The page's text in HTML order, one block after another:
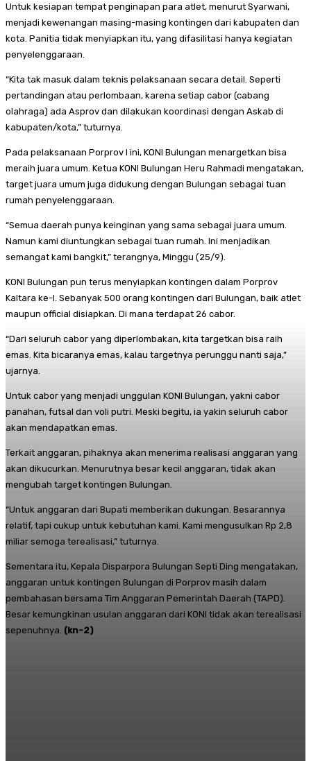
Untuk kesiapan tempat penginapan para atlet, menurut Syarwani,
menjadi kewenangan masing-masing kontingen dari kabupaten dan
kota. Panitia tidak menyiapkan itu, yang difasilitasi hanya kegiatan
penyelenggaraan.
“Kita tak masuk dalam teknis pelaksanaan secara detail. Seperti
pertandingan atau perlombaan, karena setiap cabor (cabang
olahraga) ada Asprov dan dilakukan koordinasi dengan Askab di
kabupaten/kota,” tuturnya.
Pada pelaksanaan Porprov I ini, KONI Bulungan menargetkan bisa
meraih juara umum. Ketua KONI Bulungan Heru Rahmadi mengatakan,
target juara umum juga didukung dengan Bulungan sebagai tuan
rumah penyelenggaraan.
“Semua daerah punya keinginan yang sama sebagai juara umum.
Namun kami diuntungkan sebagai tuan rumah. Ini menjadikan
semangat kami bangkit,” terangnya, Minggu (25/9).
KONI Bulungan pun terus menyiapkan kontingen dalam Porprov
Kaltara ke-I. Sebanyak 500 orang kontingen dari Bulungan, baik atlet
maupun official disiapkan. Di mana terdapat 26 cabor.
“Dari seluruh cabor yang diperlombakan, kita targetkan bisa raih
emas. Kita bicaranya emas, kalau targetnya perunggu nanti saja,”
ujarnya.
Untuk cabor yang menjadi unggulan KONI Bulungan, yakni cabor
panahan, futsal dan voli putri. Meski begitu, ia yakin seluruh cabor
akan mendapatkan emas.
Terkait anggaran, pihaknya akan menerima realisasi anggaran yang
akan dikucurkan. Menurutnya besar kecil anggaran, tidak akan
mengubah target kontingen Bulungan.
“Untuk anggaran dari Bupati memberikan dukungan. Besarannya
relatif, tapi cukup untuk kebutuhan kami. Kami mengusulkan Rp 2,8
miliar semoga terealisasi,” tuturnya.
Sementara itu, Kepala Disparpora Bulungan Septi Ding mengatakan,
anggaran untuk kontingen Bulungan di Porprov masih dalam
pembahasan bersama Tim Anggaran Pemerintah Daerah (TAPD).
Besar kemungkinan usulan anggaran dari KONI tidak akan terealisasi
sepenuhnya. (kn-2)